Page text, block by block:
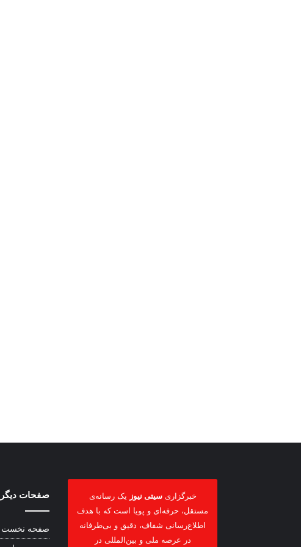
خبرگزاریسیتی نیوز یک رسانه‌ی
مستقل، حرفه‌ای و پویا است که با هدف
اطلاع‌رسانی شفاف، دقیق و بی‌طرفانه
در عرصه ملی و بین‌المللی در
صفحات دیگر
صفحه نخست